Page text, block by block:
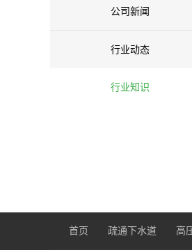
公司新闻
行业动态
行业知识
首页 疏通下水道 高